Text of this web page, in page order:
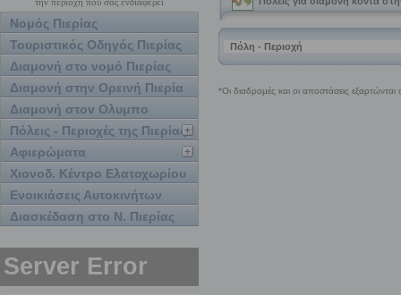
Νομός Πιερίας
Τουριστικός Οδηγός Πιερίας
Διαμονή στο νομό Πιερίας
Διαμονή στην Ορεινή Πιερία
Διαμονή στον Ολυμπο
Πόλεις - Περιοχές της Πιερίας
Αφιερώματα
Χιονοδ. Κέντρο Ελατοχωρίου
Ενοικιάσεις Αυτοκινήτων
Διασκέδαση στο Ν. Πιερίας